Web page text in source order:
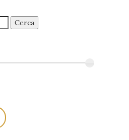
Cerca